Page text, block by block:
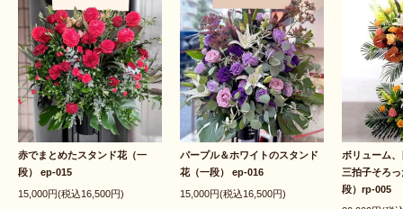
赤でまとめたスタンド花（一
段） ep-015
15,000円(税込16,500円)
パープル＆ホワイトのスタンド
花（一段） ep-016
15,000円(税込16,500円)
ボリューム
三拍子そろ
段）rp-005